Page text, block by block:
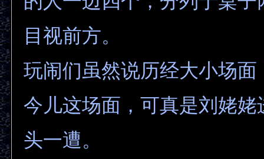
目视前方。
玩闹们虽然说历经大小场面
今儿这场面，可真是刘姥
头一遭。